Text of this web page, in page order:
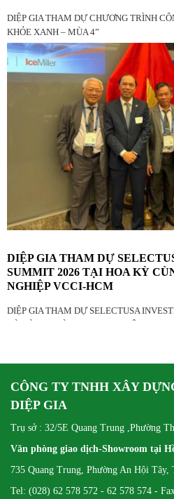
DIỆP GIA THAM DỰ CHƯƠNG TRÌNH
KHỎE XANH – MÙA 4”
DIỆP GIA THAM DỰ
SUMMIT 2026 TẠI HOA KỲ
NGHIỆP VCCI-HCM
DIỆP GIA THAM DỰ SELECTUSA
CÔNG TY TNHH XÂY
DIỆP GIA
Trụ sở : 32/5E Quang Trung ,Phường
Văn phòng giao dịch-Showroom tại
735 Quang Trung, Phường An Hội
Tel: (028) 62 578 572 - 62 578 574 -